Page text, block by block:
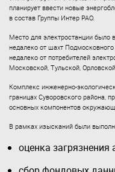
планирует ввести новые
в состав Группы Интер РАО.
Место для электростанции было
недалеко от шахт
недалеко от потребителей
Московской, Тульской,
Комплекс инженерно-
границах Суворовского района,
основных компонентов
В рамках изысканий были
оценка